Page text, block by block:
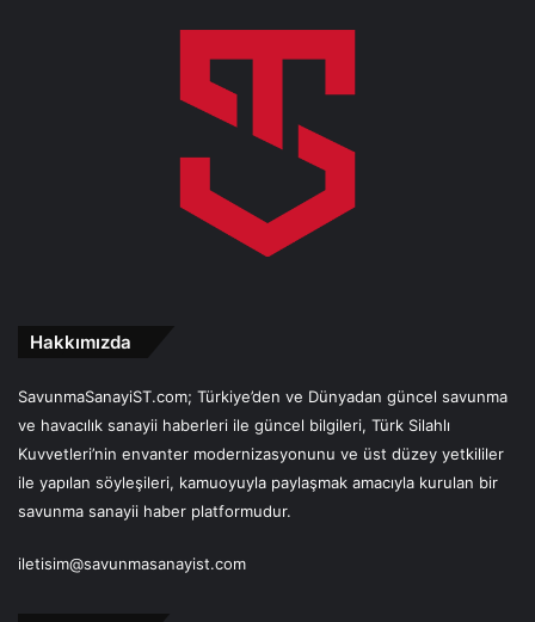
Hakkımızda
SavunmaSanayiST.com; Türkiye’den ve Dünyadan güncel savunma
ve havacılık sanayii haberleri ile güncel bilgileri, Türk Silahlı
Kuvvetleri’nin envanter modernizasyonunu ve üst düzey yetkililer
ile yapılan söyleşileri, kamuoyuyla paylaşmak amacıyla kurulan bir
savunma sanayii haber platformudur.
iletisim@savunmasanayist.com